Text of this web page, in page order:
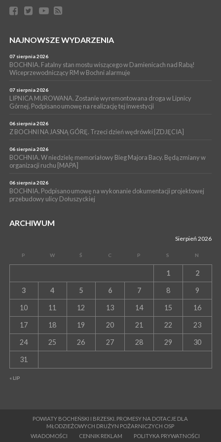
05 sierpnia 2026
BRZESKO. RPWiK apeluje o racjonalne gospodarowanie wodą
05 sierpnia 2026
WYDARZENIA
04 sierpnia 2026
zabrał dziecko do szpitala w Krakowie
NAJNOWSZE WYDARZENIA
07 sierpnia 2026
BOCHNIA. Fatalny stan mostu wiszącego w Damienicach nad Rabą!
Wiceprzewodniczący RM w Bochni alarmuje
07 sierpnia 2026
LIPNICA MUROWANA. Zostanie wyremontowana droga w Lipnicy
Górnej. Podpisano umowę na realizację tej inwestycji
06 sierpnia 2026
Z BOCHNI NA JASNĄ GÓRĘ. Trzeci dzień wędrówki [ZDJĘCIA]
06 sierpnia 2026
BOCHNIA. W niedzielę memoriałowy Bieg Majora Bacy. Będą zmiany w
organizacji ruchu [MAPA]
06 sierpnia 2026
BOCHNIA. Podpisano umowę na wykonanie dokumentacji projektowej
przebudowy ulicy Dołuszyckiej
ARCHIWUM
Sierpień 2026
P W Ś C P S N
« LIP
1 2
3 4 5 6 7 8 9
10 11 12 13 14 15 16
17 18 19 20 21 22 23
24 25 26 27 28 29 30
31
POWIATY BOCHEŃSKI I BRZESKI. PROMESY NA DOTACJE DLA
MŁODZIEŻOWYCH DRUŻYN POŻARNICZYCH OSP
WIADOMOŚCI
CENNIK REKLAM POLITYKA PRYWATNOŚCI